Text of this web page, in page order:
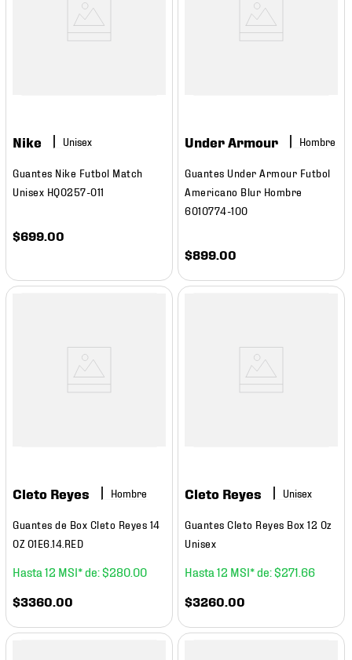
Nike
Guantes Nike Futbol Match
Unisex HQ0257-011
$699 .00
Under Armour Hombre
Guantes Under Armour Futbol
Americano Blur Hombre
6010774-100
$899 .00
Cleto Reyes Hombre
Guantes de Box Cleto Reyes 14
OZ 01E6.14.RED
12 $280 00
$3360 .00
Cleto Reyes
Guantes Cleto Reyes Box 12 Oz
Unisex
12 $271 66
$3260 .00